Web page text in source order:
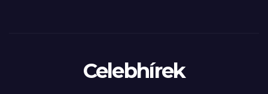
Celebhírek